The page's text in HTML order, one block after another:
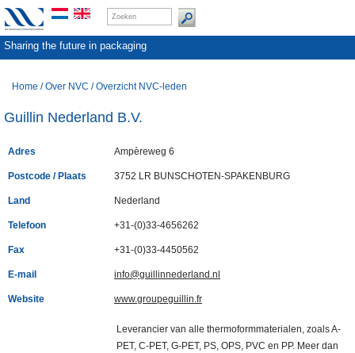
Sharing the future in packaging
Home /Over NVC /Overzicht NVC-leden
Guillin Nederland B.V.
Adres Ampèreweg 6
Postcode / Plaats 3752 LR BUNSCHOTEN-SPAKENBURG
Land Nederland
Telefoon +31-(0)33-4656262
Fax +31-(0)33-4450562
E-mail info@guillinnederland.nl
Website www.groupeguillin.fr
Leverancier van alle thermoformmaterialen, zoals A-
PET, C-PET, G-PET, PS, OPS, PVC en PP. Meer dan